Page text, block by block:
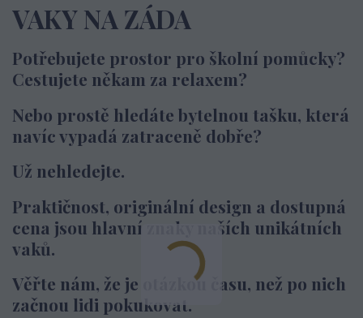
VAKY NA ZÁDA
Potřebujete prostor pro školní pomůcky?
Cestujete někam za relaxem?
Nebo prostě hledáte bytelnou tašku, která
navíc vypadá zatraceně dobře?
Už nehledejte.
Praktičnost, originální design a dostupná
cena jsou hlavní znaky naších unikátních
vaků.
Věřte nám, že je otázkou času, než po nich
začnou lidi pokukovat.